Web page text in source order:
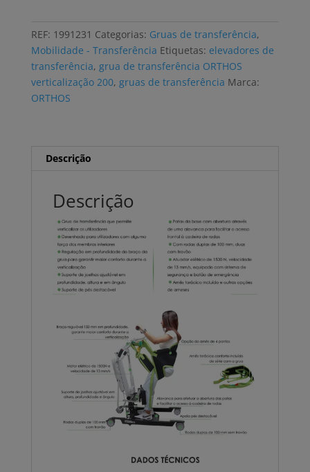
ORTHOS
ECLIPSE
VERTICALIZAÇÃO
REF: 1991231 Categorias: Gruas de transferência,
Mobilidade - Transferência Etiquetas: elevadores de
transferência, grua de transferência ORTHOS
verticalização 200, gruas de transferência Marca:
ORTHOS
Descrição
Descrição